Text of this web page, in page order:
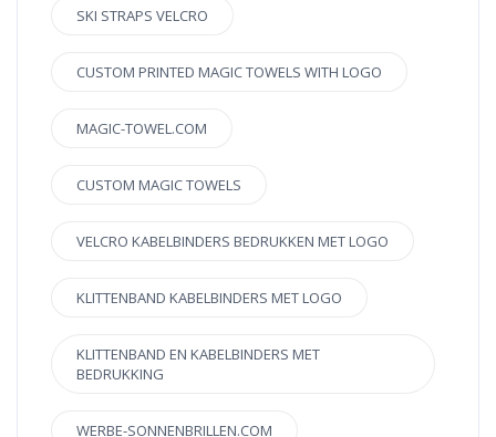
SKI STRAPS VELCRO
CUSTOM PRINTED MAGIC TOWELS WITH LOGO
MAGIC-TOWEL.COM
CUSTOM MAGIC TOWELS
VELCRO KABELBINDERS BEDRUKKEN MET LOGO
KLITTENBAND KABELBINDERS MET LOGO
KLITTENBAND EN KABELBINDERS MET
BEDRUKKING
WERBE-SONNENBRILLEN.COM